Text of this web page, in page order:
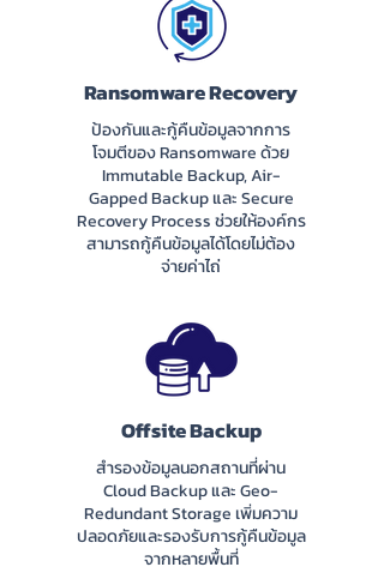
Ransomware Recovery
ป้องกันและกู้คืนข้อมูลจากการ
โจมตีของ Ransomware ด้วย
Immutable Backup, Air-
Gapped Backup และ Secure
Recovery Process ช่วยให้องค์กร
สามารถกู้คืนข้อมูลได้โดยไม่ต้อง
จ่ายค่าไถ่
Offsite Backup
สำรองข้อมูลนอกสถานที่ผ่าน
Cloud Backup และ Geo-
Redundant Storage เพิ่มความ
ปลอดภัยและรองรับการกู้คืนข้อมูล
จากหลายพื้นที่